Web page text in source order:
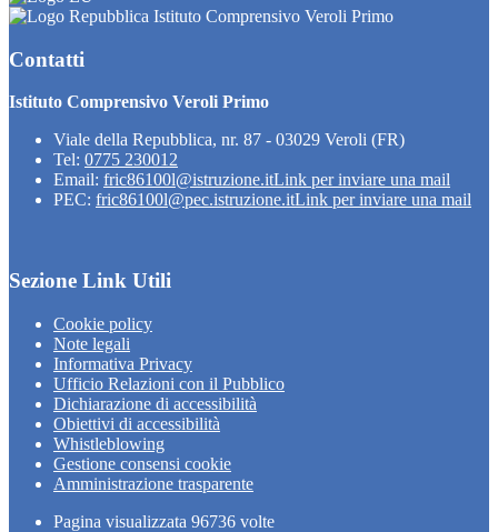
Istituto Comprensivo Veroli Primo
Contatti
Istituto Comprensivo Veroli Primo
Viale della Repubblica, nr. 87 - 03029 Veroli (FR)
Tel: 0775 230012
Email: fric86100l@istruzione.itLink per inviare una mail
PEC: fric86100l@pec.istruzione.itLink per inviare una mail
Sezione Link Utili
Cookie policy
Note legali
Informativa Privacy
Ufficio Relazioni con il Pubblico
Dichiarazione di accessibilità
Obiettivi di accessibilità
Whistleblowing
Gestione consensi cookie
Amministrazione trasparente
Pagina visualizzata 96736 volte